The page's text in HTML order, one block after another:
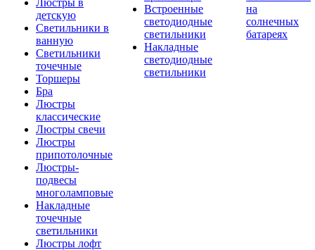
Люстры в
детскую
Светильники в
ванную
Светильники
точечные
Торшеры
Бра
Люстры
классические
Люстры свечи
Люстры
припотолочные
Люстры-
подвесы
многоламповые
Накладные
точечные
светильники
Люстры лофт
Встроенные
светодиодные
светильники
Накладные
светодиодные
светильники
на
солнечных
батареях